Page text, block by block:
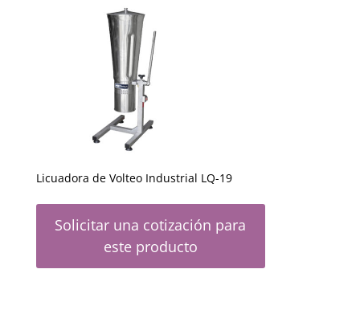
Licuadora de Volteo Industrial LQ-19
Solicitar una cotización para
este producto